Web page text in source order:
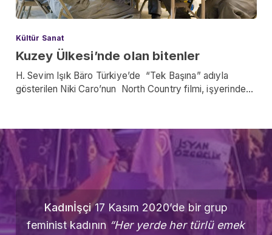
Kültür Sanat
Kuzey Ülkesi’nde olan bitenler
H. Sevim Işık Bäro Türkiye’de “Tek Başına” adıyla
gösterilen Niki Caro’nun North Country filmi, işyerinde…
Kadınİşçi17 Kasım 2020’de bir grup
feminist kadının “Her yerde her türlü emek